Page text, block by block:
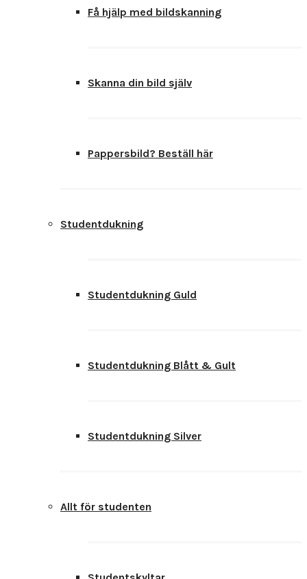
Få hjälp med bildskanning
Skanna din bild själv
Pappersbild? Beställ här
Studentdukning
Studentdukning Guld
Studentdukning Blått & Gult
Studentdukning Silver
Allt för studenten